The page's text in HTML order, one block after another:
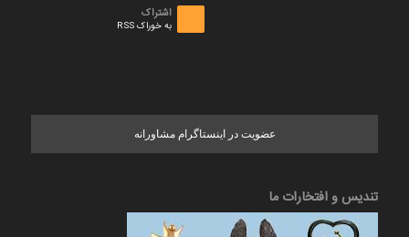
اشتراک
به خوراک RSS
عضویت در اینستاگرام مشاورانه
تندیس و افتخارات ما